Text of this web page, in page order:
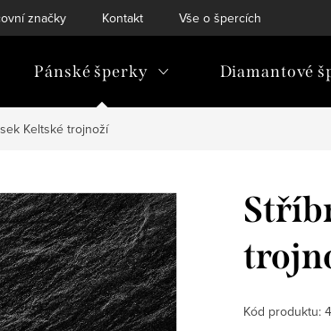
značky Kontakt Vše o špercích
Pánské šperky Diamantové
Keltské trojnoží
Kód produktu: